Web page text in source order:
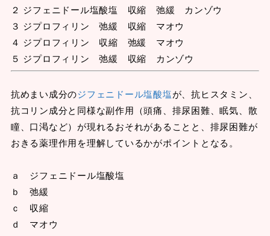
２ ジフェニドール塩酸塩 収縮 弛緩 カンゾウ
３ ジプロフィリン 弛緩 収縮 マオウ
４ ジプロフィリン 収縮 弛緩 マオウ
５ ジプロフィリン 弛緩 収縮 カンゾウ
抗めまい成分のジフェニドール塩酸塩が、抗ヒスタミン、
抗コリン成分と同様な副作用（頭痛、排尿困難、眠気、散
瞳、口渇など）が現れるおそれがあることと、排尿困難が
おきる薬理作用を理解しているかがポイントとなる。
ａ ジフェニドール塩酸塩
ｂ 弛緩
ｃ 収縮
ｄ マオウ